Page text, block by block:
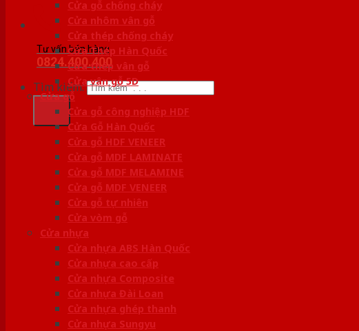
Tư vấn bán hàng
0824.400.400
Tìm kiếm:
Cửa gỗ chống cháy
Cửa nhôm vân gỗ
Cửa thép chống cháy
Cửa Thép Hàn Quốc
Cửa thép vân gỗ
Cửa vân gỗ 5D
Cửa gỗ
Cửa gỗ công nghiệp HDF
Cửa Gỗ Hàn Quốc
Cửa gỗ HDF VENEER
Cửa gỗ MDF LAMINATE
Cửa gỗ MDF MELAMINE
Cửa gỗ MDF VENEER
Cửa gỗ tự nhiên
Cửa vòm gỗ
Cửa nhựa
Cửa nhựa ABS Hàn Quốc
Cửa nhựa cao cấp
Cửa nhựa Composite
Cửa nhựa Đài Loan
Cửa nhựa ghép thanh
Cửa nhựa Sungyu